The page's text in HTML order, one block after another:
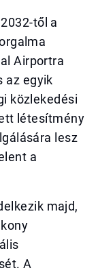
től a
Airportra
az egyik
közlekedési
létesítmény
lesz
a
majd,
A